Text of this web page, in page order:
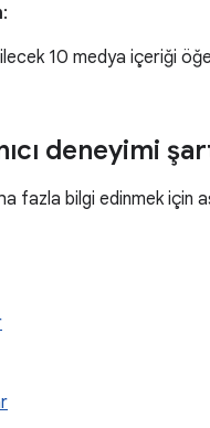
:
10 medya içeriği
deneyimi
fazla bilgi edinmek için